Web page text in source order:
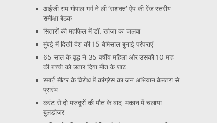
आईजी राम गोपाल गर्ग ने ली ‘सशक्त’ ऐप की रेंज स्तरीय
समीक्षा बैठक
सितारों की महफिल में डॉ. खोजा का जलवा
मुंबई में दिखी देश की 15 बेमिसाल बुनाई परंपराएं
65 साल के वृद्ध ने 35 वर्षीय महिला और उसकी 10 माह
की बच्ची को उतार दिया मौत के घाट
स्मार्ट मीटर के विरोध में कांग्रेस का जन अभियान बेलतरा से
प्रारंभ
करंट से दो मजदूरों की मौत के बाद मकान में चलाया
बुलडोजर